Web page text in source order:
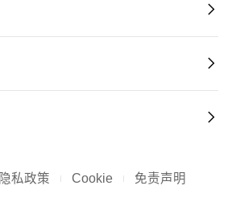
隐私政策 Cookie 免责声明